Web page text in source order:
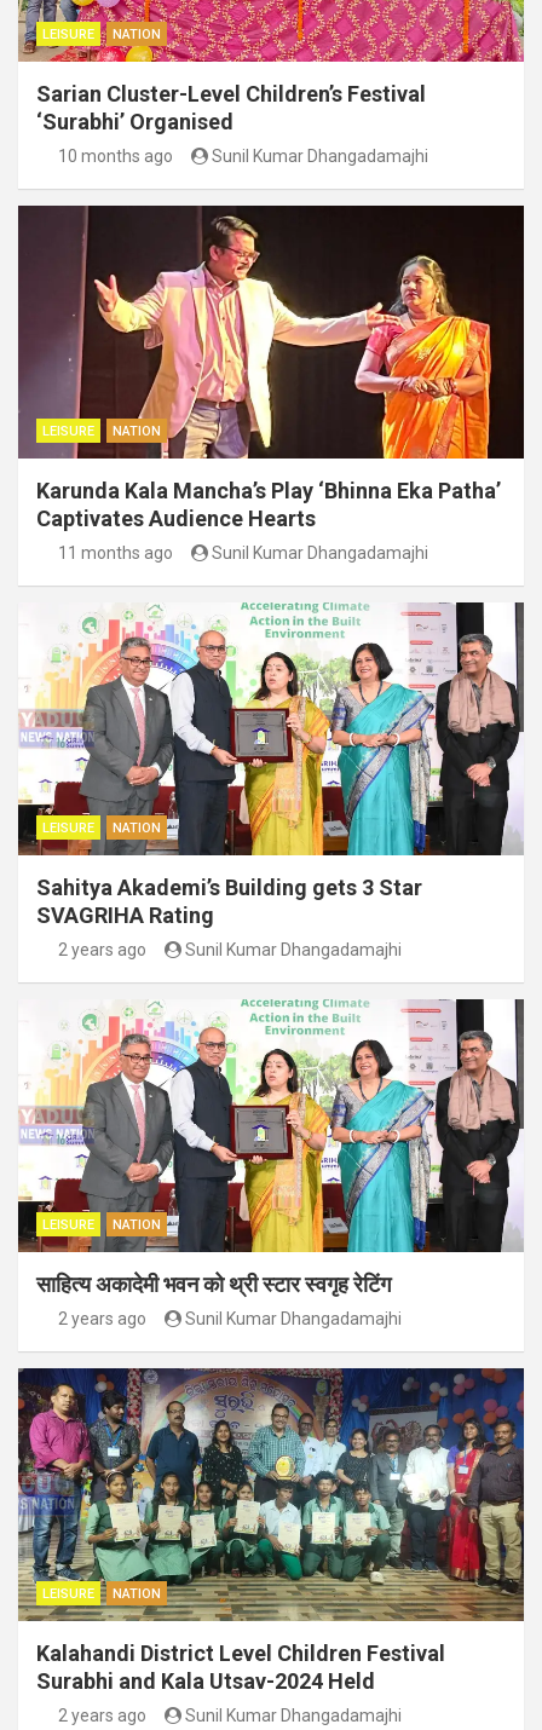
LEISURE NATION
Sarian Cluster-Level Children’s Festival
‘Surabhi’ Organised
10 months ago Sunil Kumar Dhangadamajhi
LEISURE NATION
Karunda Kala Mancha’s Play ‘Bhinna Eka Patha’
Captivates Audience Hearts
11 months ago Sunil Kumar Dhangadamajhi
LEISURE NATION
Sahitya Akademi’s Building gets 3 Star
SVAGRIHA Rating
2 years ago Sunil Kumar Dhangadamajhi
LEISURE NATION
साहित्य अकादेमी भवन को थ्री स्टार स्वगृह रेटिंग
2 years ago Sunil Kumar Dhangadamajhi
LEISURE NATION
Kalahandi District Level Children Festival
Surabhi and Kala Utsav-2024 Held
2 years ago Sunil Kumar Dhangadamajhi